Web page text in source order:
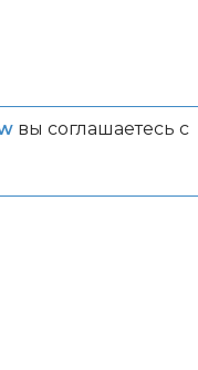
вы соглашаетесь с